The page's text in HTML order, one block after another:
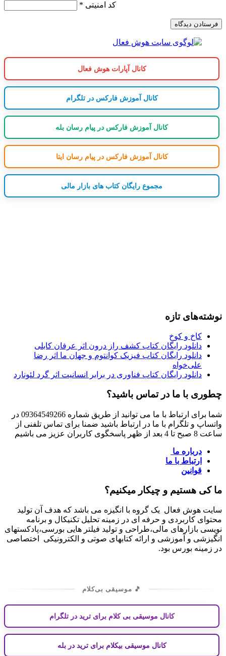
کد امنیتی *
کانال آپارات هوش فعال
کانال آموزش فارکس در تلگرام
کانال آموزش فارکس در پیام رسان بله
کانال آموزش فارکس در پیام رسان ایتا
مجموع رایگان کتاب های بازار مالی
نوشته‌های تازه
کاخ و کوخ
دانلود رایگان کتاب کشف راز درون اثر عرفان کابلی
دانلود رایگان کتاب فیزیک کوانتوم و جهان ما اثر رضا
علی‌خواه
دانلود رایگان کتاب فناوری در برابر انسانیت اثر گرد لئونارد
چطوری با ما در تماس باشید؟
شما برای ارتباط با ما می توانید از طریق شماره 09364549266 در
واتساپ و تلگرام با ما در ارتباط باشید ضمنا برای تماس تلفنی از
ساعت 8 صبح تا 4 بعد از ظهر پاسخگوی کاربران عزیز می باشیم
درباره ما
ارتباط با ما
قوانین
ما کی هستیم و چیکار میکنیم؟
سایت هوش فعال یک گروه با انگیزه می باشد که هدف آن تولید
محتوای کاربردی و حرفه ای در زمینه تحلیل تکنیکال و برنامه
نویسی بازارهای مالی،طراحی و تولید فیلتر هایی بورسی،پادکستهای
انگیزشی و آموزشی و ارائه کتابهای صوتی و الکترونیکی اختصاصی
در زمینه بورس بود.
🎵 موسیقی بی‌کلام
کانال موسیقی بی کلام برای ترید در تلگرام
کانال موسیقی بیکلام برای ترید در بله